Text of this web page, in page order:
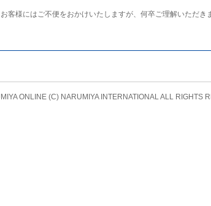
お客様にはご不便をおかけいたしますが、何卒ご理解いただき